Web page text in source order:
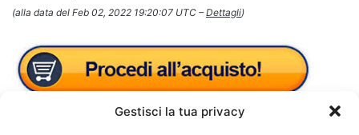
Gestisci la tua privacy
(alla data del Feb 02, 2022 19:20:07 UTC –Dettagli)